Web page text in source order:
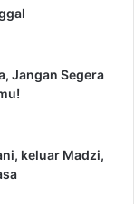
Jangan Segera
keluar Madzi,